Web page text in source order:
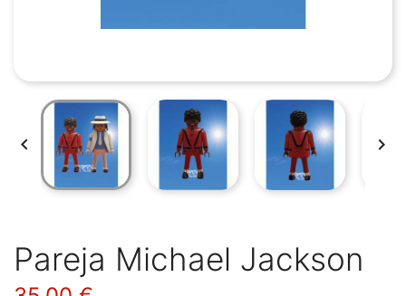
 
Pareja Michael Jackson